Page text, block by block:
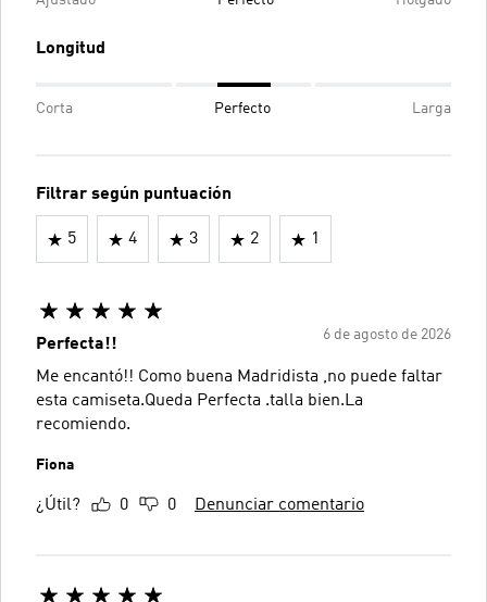
Longitud
Corta Perfecto Larga
Filtrar según puntuación
5 4 3 2 1
6 de agosto de 2026
Perfecta!!
Me encantó!! Como buena Madridista ,no puede faltar
esta camiseta.Queda Perfecta .talla bien.La
recomiendo.
Fiona
¿Útil? 0 0 Denunciar comentario